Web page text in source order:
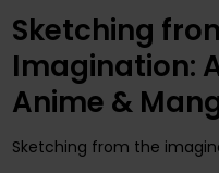
Sketching
Imagination:
Anime &
Sketching from the